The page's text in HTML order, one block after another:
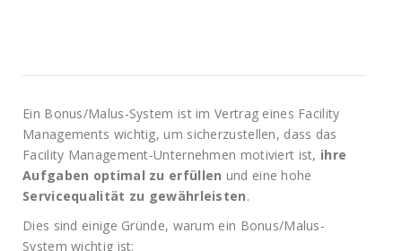
Ein Bonus/Malus-System ist im Vertrag eines Facility
Managements wichtig, um sicherzustellen, dass das
Facility Management-Unternehmen motiviert ist, ihre
Aufgaben optimal zu erfüllen und eine hohe
Servicequalität zu gewährleisten.
Dies sind einige Gründe, warum ein Bonus/Malus-
System wichtig ist: